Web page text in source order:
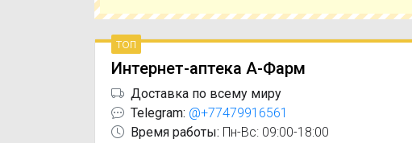
топ
Интернет-аптека А-Фарм
Доставка по всему миру
Telegram: @+77479916561
Время работы: Пн-Вс: 09:00-18:00